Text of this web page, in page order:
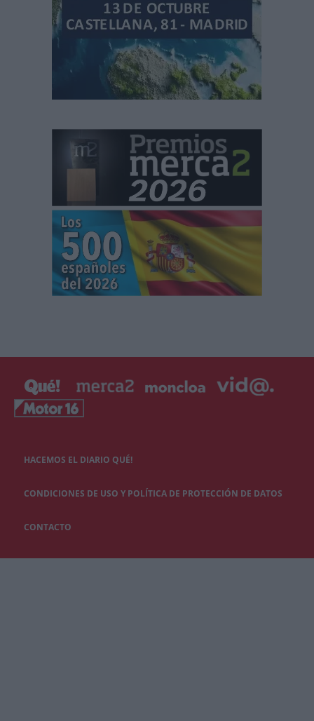
HACEMOS EL DIARIO QUÉ!
CONDICIONES DE USO Y POLÍTICA DE PROTECCIÓN DE DATOS
CONTACTO